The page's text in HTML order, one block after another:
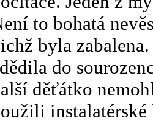
to bohatá
byla
do
děťátko